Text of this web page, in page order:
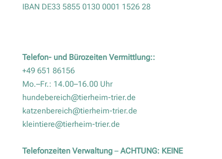
IBAN DE33 5855 0130 0001 1526 28
Telefon- und Bürozeiten Vermittlung::
+49 651 86156
Mo.–Fr.: 14.00–16.00 Uhr
hundebereich@tierheim-trier.de
katzenbereich@tierheim-trier.de
kleintiere@tierheim-trier.de
Telefonzeiten Verwaltung– ACHTUNG: KEINE